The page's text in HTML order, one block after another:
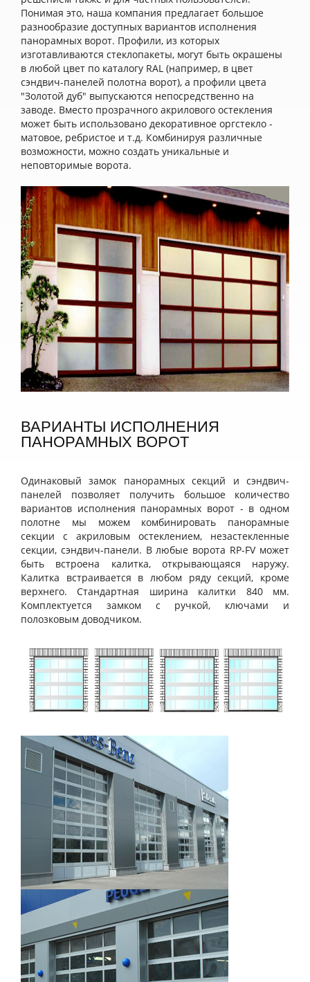
Понимая это, наша компания предлагает большое
разнообразие доступных вариантов исполнения
панорамных ворот. Профили, из которых
изготавливаются стеклопакеты, могут быть окрашены
в любой цвет по каталогу RAL (например, в цвет
сэндвич-панелей полотна ворот), а профили цвета
"Золотой дуб" выпускаются непосредственно на
заводе. Вместо прозрачного акрилового остекления
может быть использовано декоративное оргстекло -
матовое, ребристое и т.д. Комбинируя различные
возможности, можно создать уникальные и
неповторимые ворота.
ВАРИАНТЫ ИСПОЛНЕНИЯ
ПАНОРАМНЫХ ВОРОТ
Одинаковый замок панорамных секций и сэндвич-
панелей позволяет получить большое количество
вариантов исполнения панорамных ворот - в одном
полотне мы можем комбинировать панорамные
секции с акриловым остеклением, незастекленные
секции, сэндвич-панели. В любые ворота RP-FV может
быть встроена калитка, открывающаяся наружу.
Калитка встраивается в любом ряду секций, кроме
верхнего. Стандартная ширина калитки 840 мм.
Комплектуется замком с ручкой, ключами и
полозковым доводчиком.